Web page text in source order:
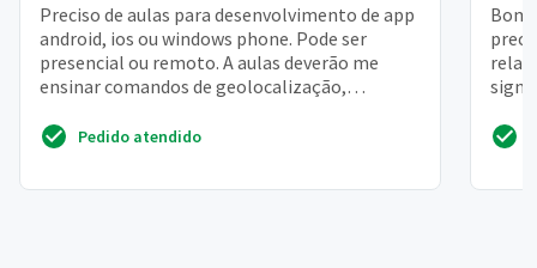
Preciso de aulas para desenvolvimento de app
android, ios ou windows phone. Pode ser
presencial ou remoto. A aulas deverão me
ensinar comandos de geolocalização,
Pedido atendido
Bom